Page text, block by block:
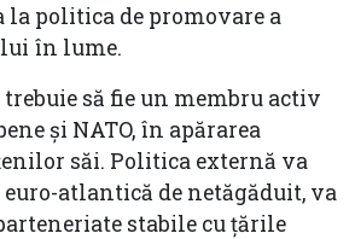
politica de promovare a
în lume.
trebuie să fie un membru activ
și NATO, în apărarea
săi. Politica externă va
euro-atlantică de netăgăduit, va
stabile cu țările